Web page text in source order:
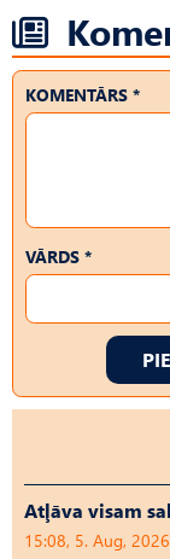
KOMENTĀRS *
VĀRDS *
Atļāva visam
15:08, 5. Aug, 2026